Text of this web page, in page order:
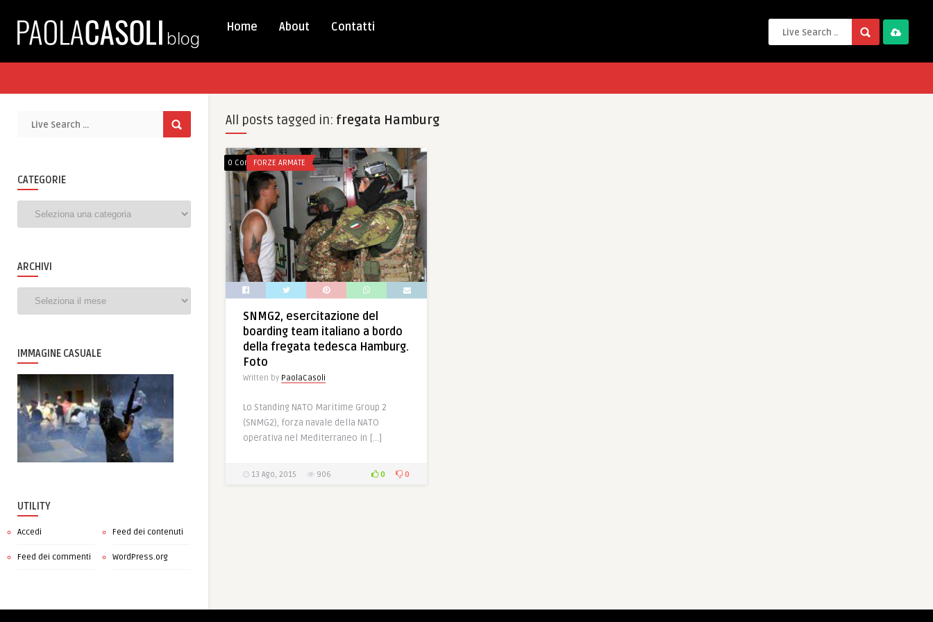
Home About Contatti
CATEGORIE
ARCHIVI
IMMAGINE CASUALE
UTILITY
Accedi Feed dei contenuti
Feed dei commenti WordPress.org
All posts tagged in: fregata Hamburg
0 CommentsFORZE ARMATE
SNMG2, esercitazione del
boarding team italiano a bordo
della fregata tedesca Hamburg.
Foto
Written by PaolaCasoli
Lo Standing NATO Maritime Group 2
(SNMG2), forza navale della NATO
operativa nel Mediterraneo in […]
13 Ago, 2015 906 0 0